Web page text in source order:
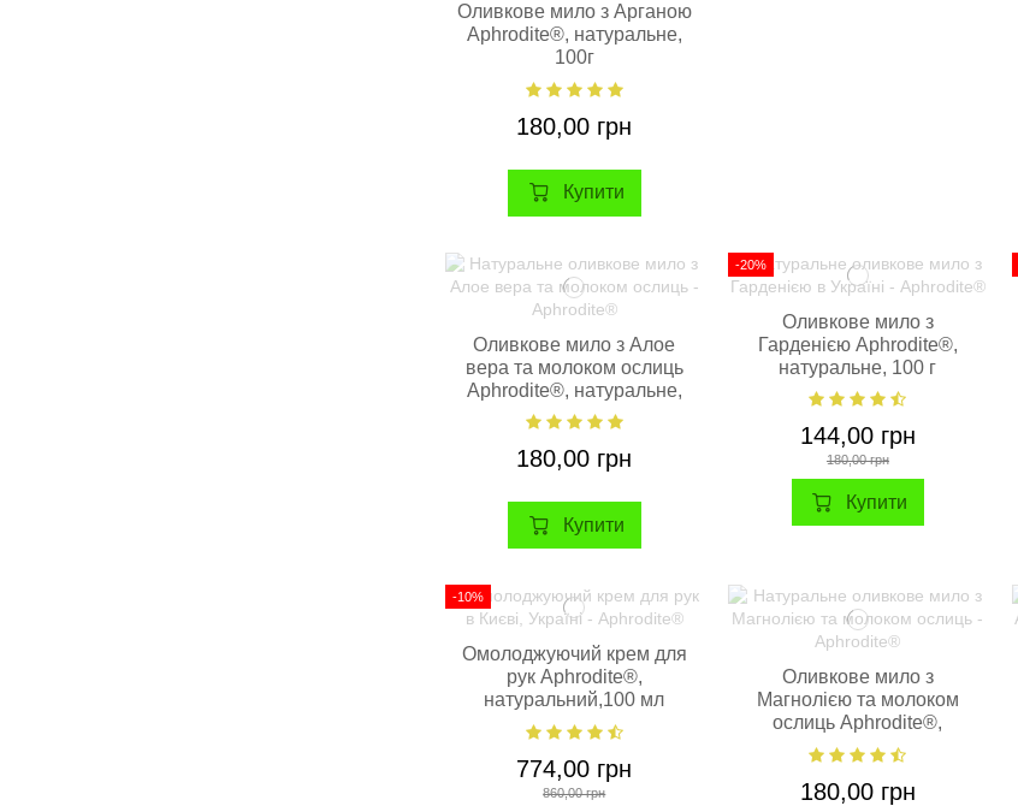
Оливкове мило з Арганою
Aphrodite®, натуральне,
100г
180,00 грн
Купити
Оливкове мило з Алое
вера та молоком ослиць
Aphrodite®, натуральне,
85 г.
180,00 грн
Купити
-20%
Оливкове мило з
Гарденією Aphrodite®,
натуральне, 100 г
144,00 грн
180,00 грн
Купити
-10%
Омолоджуючий крем для
рук Aphrodite®,
натуральний,100 мл
774,00 грн
860,00 грн
Оливкове мило з
Магнолією та молоком
ослиць Aphrodite®,
натуральне, 85 г.
180,00 грн